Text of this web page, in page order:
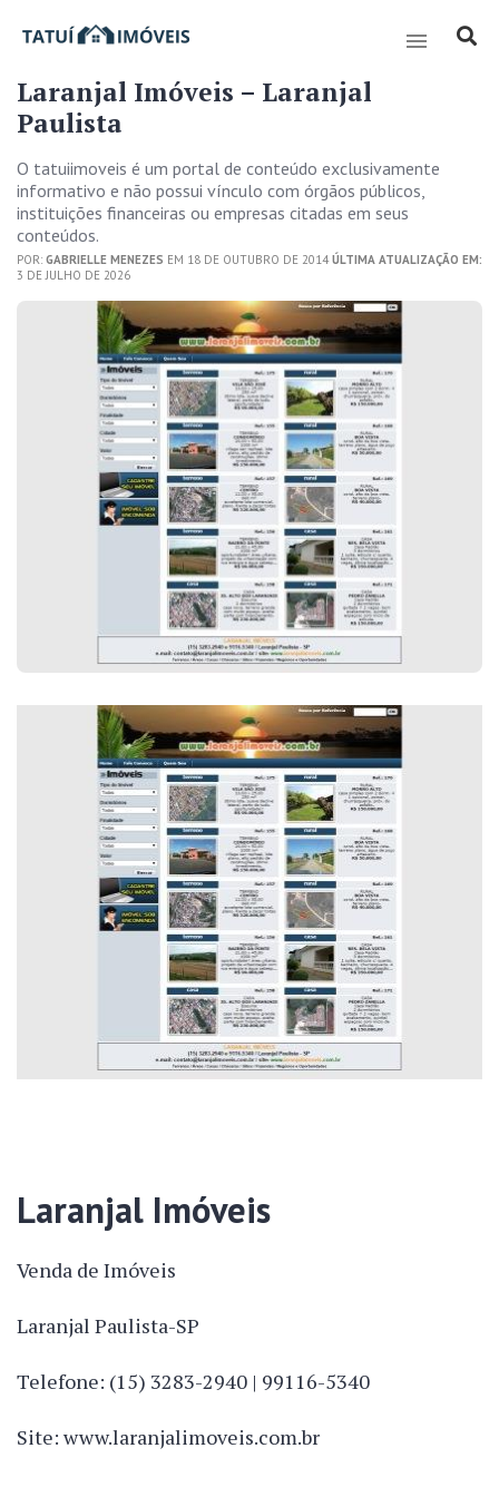
Laranjal Imóveis – Laranjal
Paulista
O tatuiimoveis é um portal de conteúdo exclusivamente
informativo e não possui vínculo com órgãos públicos,
instituições financeiras ou empresas citadas em seus
conteúdos.
POR: GABRIELLE MENEZES EM 18 DE OUTUBRO DE 2014ÚLTIMA ATUALIZAÇÃO EM:
3 DE JULHO DE 2026
Laranjal Imóveis
Venda de Imóveis
Laranjal Paulista-SP
Telefone: (15) 3283-2940 | 99116-5340
Site: www.laranjalimoveis.com.br